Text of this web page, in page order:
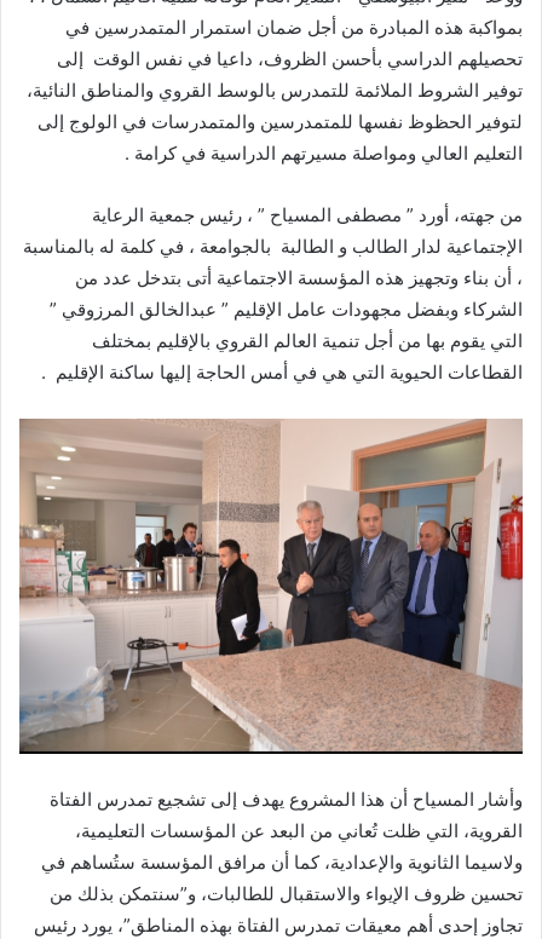
بمواكبة هذه المبادرة من أجل ضمان استمرار المتمدرسين في
تحصيلهم الدراسي بأحسن الظروف، داعيا في نفس الوقت إلى
توفير الشروط الملائمة للتمدرس بالوسط القروي والمناطق النائية،
لتوفير الحظوظ نفسها للمتمدرسين والمتمدرسات في الولوج إلى
التعليم العالي ومواصلة مسيرتهم الدراسية في كرامة .
من جهته، أورد ” مصطفى المسياح ” ، رئيس جمعية الرعاية
الإجتماعية لدار الطالب و الطالبة بالجوامعة ، في كلمة له بالمناسبة
، أن بناء وتجهيز هذه المؤسسة الاجتماعية أتى بتدخل عدد من
الشركاء وبفضل مجهودات عامل الإقليم ” عبدالخالق المرزوقي ”
التي يقوم بها من أجل تنمية العالم القروي بالإقليم بمختلف
القطاعات الحيوية التي هي في أمس الحاجة إليها ساكنة الإقليم .
وأشار المسياح أن هذا المشروع يهدف إلى تشجيع تمدرس الفتاة
القروية، التي ظلت تُعاني من البعد عن المؤسسات التعليمية،
ولاسيما الثانوية والإعدادية، كما أن مرافق المؤسسة ستُساهم في
تحسين ظروف الإيواء والاستقبال للطالبات، و”سنتمكن بذلك من
تجاوز إحدى أهم معيقات تمدرس الفتاة بهذه المناطق”، يورد رئيس